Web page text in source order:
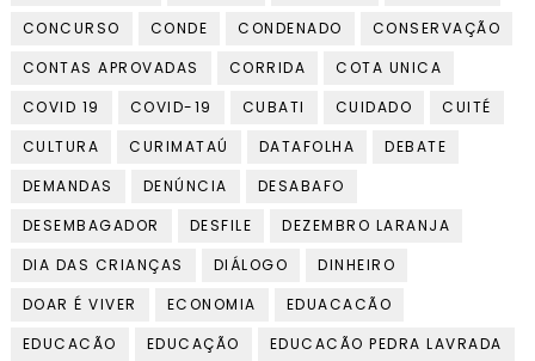
CONCURSO
CONDE CONDENADO
CONSERVAÇÃO
CONTAS APROVADAS
CORRIDA
COTA UNICA
COVID 19
COVID-19 CUBATI CUIDADO
CUITÉ
CULTURA
CURIMATAÚ DATAFOLHA
DEBATE
DEMANDAS
DENÚNCIA
DESABAFO
DESEMBAGADOR
DESFILE
DEZEMBRO LARANJA
DIA DAS CRIANÇAS
DIÁLOGO
DINHEIRO
DOAR É VIVER
ECONOMIA
EDUACACÃO
EDUCACÃO
EDUCAÇÃO
EDUCACÃO PEDRA LAVRADA